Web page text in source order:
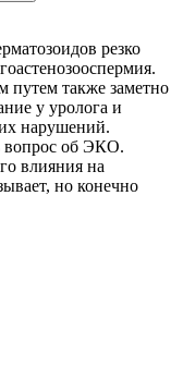
резко
путем также заметно
у уролога и
нарушений.
вопрос об ЭКО.
влияния на
но конечно